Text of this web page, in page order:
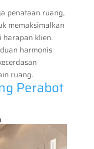
penataan ruang,
memaksimalkan
harapan klien.
harmonis
ruang.
Perabot